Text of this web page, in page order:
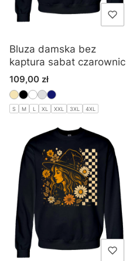
Bluza damska bez
kaptura sabat czarownic
Cena
109,00 zł
S M L XL XXL 3XL 4XL